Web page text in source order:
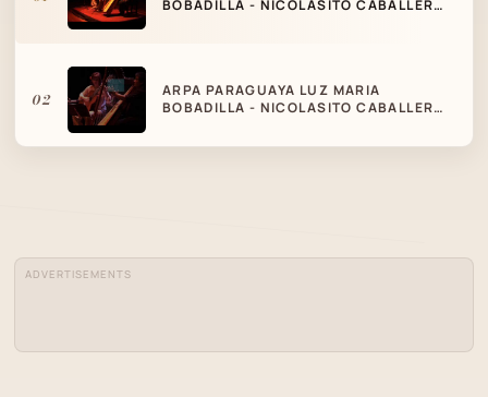
BOBADILLA - NICOLASITO CABALLERO:
02
ARPA PARAGUAYA LUZ MARIA
BOBADILLA - NICOLASITO CABALLERO
ADVERTISEMENTS